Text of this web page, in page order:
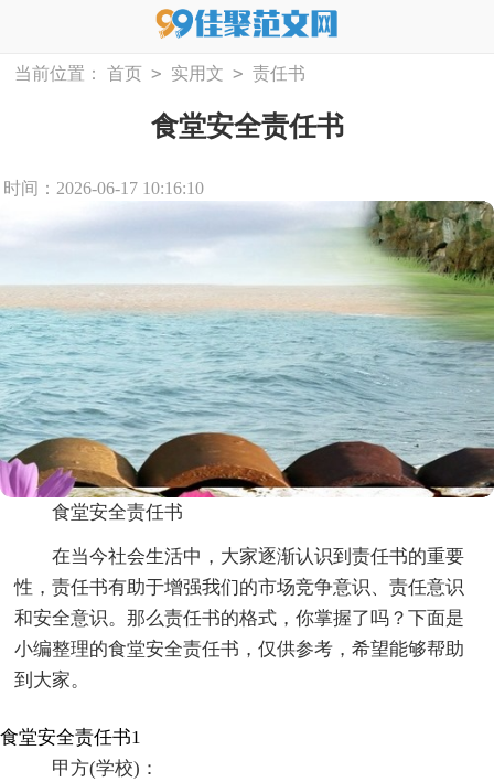
当前位置： 首页 > 实用文 > 责任书
食堂安全责任书
时间：2026-06-17 10:16:10
食堂安全责任书
在当今社会生活中，大家逐渐认识到责任书的重要
性，责任书有助于增强我们的市场竞争意识、责任意识
和安全意识。那么责任书的格式，你掌握了吗？下面是
小编整理的食堂安全责任书，仅供参考，希望能够帮助
到大家。
食堂安全责任书1
甲方(学校)：